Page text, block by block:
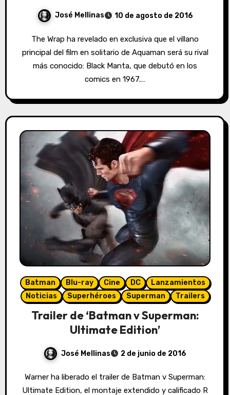
José Mellinas 10 de agosto de 2016
The Wrap ha revelado en exclusiva que el villano
principal del film en solitario de Aquaman será su rival
más conocido: Black Manta, que debutó en los
comics en 1967.…
Batman Blu-ray Cine DC
Lanzamientos
Noticias
Superhéroes Superman Trailers
Trailer de ‘Batman v Superman:
Ultimate Edition’
José Mellinas 2 de junio de 2016
Warner ha liberado el trailer de Batman v Superman:
Ultimate Edition, el montaje extendido y calificado R